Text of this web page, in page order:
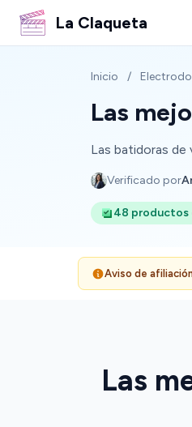
La Claqueta
Inicio /
Las
Las batidoras de
Verificado por
48 productos
Aviso de
Las